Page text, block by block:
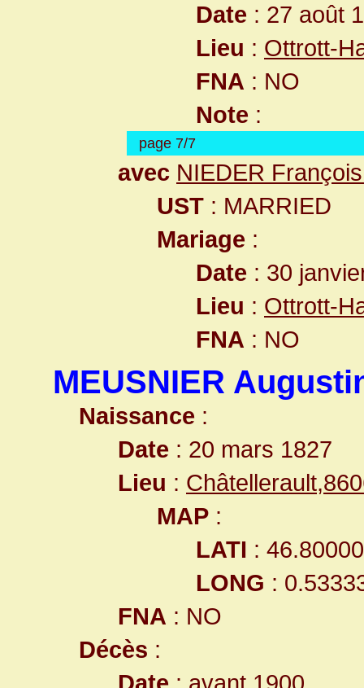
Date : 27 août
Lieu : Ottrott-
FNA : NO
Note :
page 7/7
avec NIEDER
UST : MARRIED
Mariage :
Date : 30
Lieu : Ottrott-
FNA : NO
MEUSNIER
Naissance :
Date : 20 mars 1827
Lieu :
MAP :
LATI :
LONG :
FNA : NO
Décès :